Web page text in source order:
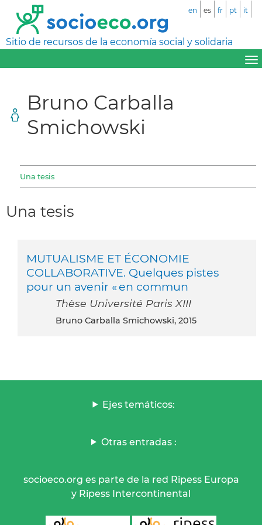
Sitio de recursos de la economía social y solidaria
en es fr pt it
Bruno Carballa
Smichowski
Una tesis
Una tesis
MUTUALISME ET ÉCONOMIE
COLLABORATIVE. Quelques pistes
pour un avenir « en commun
Thèse Université Paris XIII
Bruno Carballa Smichowski, 2015
Ejes temáticos:
Otras entradas :
socioeco.org es parte de la red Ripess Europa
y Ripess Intercontinental